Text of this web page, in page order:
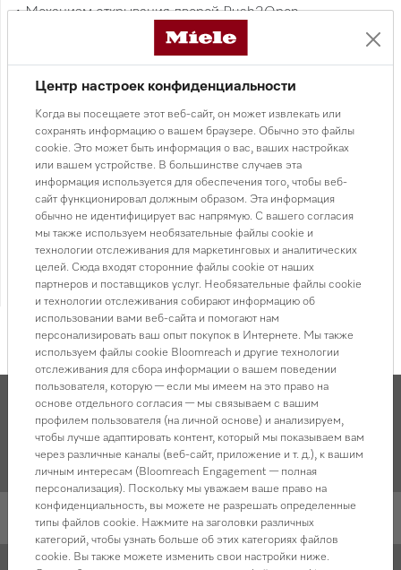
• Механизм открывания дверей Push2Open
• Управление MasterSensor
• 3 температурные зоны
• 9 деревянных полок FlexiFrame
• Набор сомелье
• Общий объем 366 л (77 бутылок Бордо 0,75 л)
• WiFiConn@ct
• Оптический и акустический сигналы открытой двери и
изменения температуры
• Габариты ниши: 610-613 x 2,134-2,164 x 629 мм
• Страна-производитель: Турция
• Гарантия 2 года
Смотреть все характеристики
Описание товара и характеристики
Описание товара
Центр настроек конфиденциальности
Когда вы посещаете этот веб-сайт, он может извлекать или
сохранять информацию о вашем браузере. Обычно это файлы
cookie. Это может быть информация о вас, ваших настройках
или вашем устройстве. В большинстве случаев эта
информация используется для обеспечения того, чтобы веб-
сайт функционировал должным образом. Эта информация
обычно не идентифицирует вас напрямую. С вашего согласия
мы также используем необязательные файлы cookie и
технологии отслеживания для маркетинговых и аналитических
целей. Сюда входят сторонние файлы cookie от наших
партнеров и поставщиков услуг. Необязательные файлы cookie
и технологии отслеживания собирают информацию об
использовании вами веб-сайта и помогают нам
персонализировать ваш опыт покупок в Интернете. Мы также
используем файлы cookie Bloomreach и другие технологии
отслеживания для сбора информации о вашем поведении
пользователя, которую — если мы имеем на это право на
основе отдельного согласия — мы связываем с вашим
профилем пользователя (на личной основе) и анализируем,
чтобы лучше адаптировать контент, который мы показываем вам
через различные каналы (веб-сайт, приложение и т. д.), к вашим
личным интересам (Bloomreach Engagement — полная
персонализация). Поскольку мы уважаем ваше право на
конфиденциальность, вы можете не разрешать определенные
типы файлов cookie. Нажмите на заголовки различных
категорий, чтобы узнать больше об этих категориях файлов
cookie. Вы также можете изменить свои настройки ниже.